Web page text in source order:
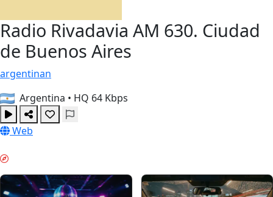
Radio Rivadavia AM 630. Ciudad
de Buenos Aires
argentinan
Argentina • HQ 64 Kbps
Web